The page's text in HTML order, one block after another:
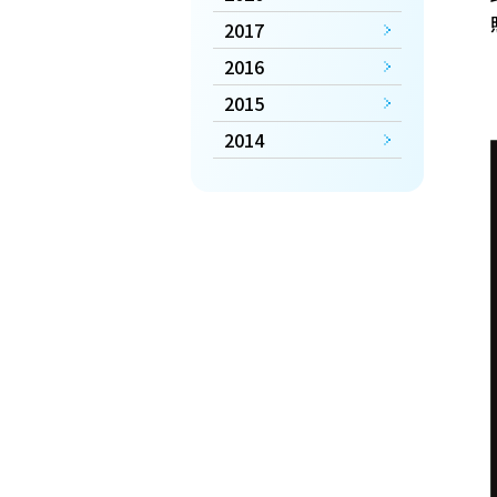
2017
2016
2015
2014